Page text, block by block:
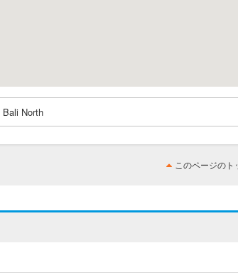
North
このページのト